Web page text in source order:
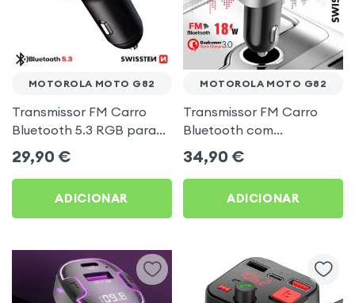
MOTOROLA MOTO G82
Transmissor FM Carro
Bluetooth 5.3 RGB para
Motorola Moto G82
29,90 €
ADICIONAR
MOTOROLA MOTO G82
Transmissor FM Carro
Bluetooth com
carregamento duplo de
música USB Preto
34,90 €
ADICIONAR